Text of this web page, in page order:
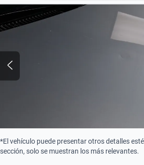
*El vehículo puede presentar otros detalles
sección, solo se muestran los más relevantes.